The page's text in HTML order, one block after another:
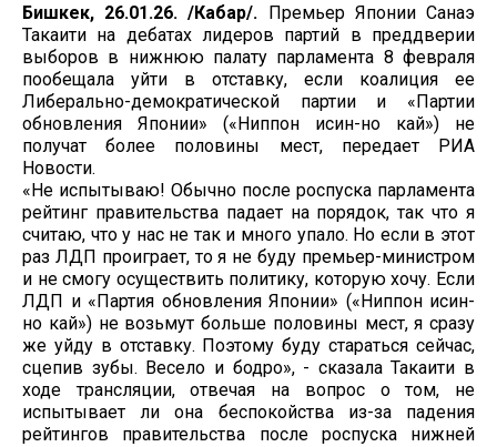
Бишкек, 26.01.26. /Кабар/. Премьер Японии Санаэ
Такаити на дебатах лидеров партий в преддверии
выборов в нижнюю палату парламента 8 февраля
пообещала уйти в отставку, если коалиция ее
Либерально-демократической партии и «Партии
обновления Японии» («Ниппон исин-но кай») не
получат более половины мест, передает РИА
Новости.
«Не испытываю! Обычно после роспуска парламента
рейтинг правительства падает на порядок, так что я
считаю, что у нас не так и много упало. Но если в этот
раз ЛДП проиграет, то я не буду премьер-министром
и не смогу осуществить политику, которую хочу. Если
ЛДП и «Партия обновления Японии» («Ниппон исин-
но кай») не возьмут больше половины мест, я сразу
же уйду в отставку. Поэтому буду стараться сейчас,
сцепив зубы. Весело и бодро», - сказала Такаити в
ходе трансляции, отвечая на вопрос о том, не
испытывает ли она беспокойства из-за падения
рейтингов правительства после роспуска нижней